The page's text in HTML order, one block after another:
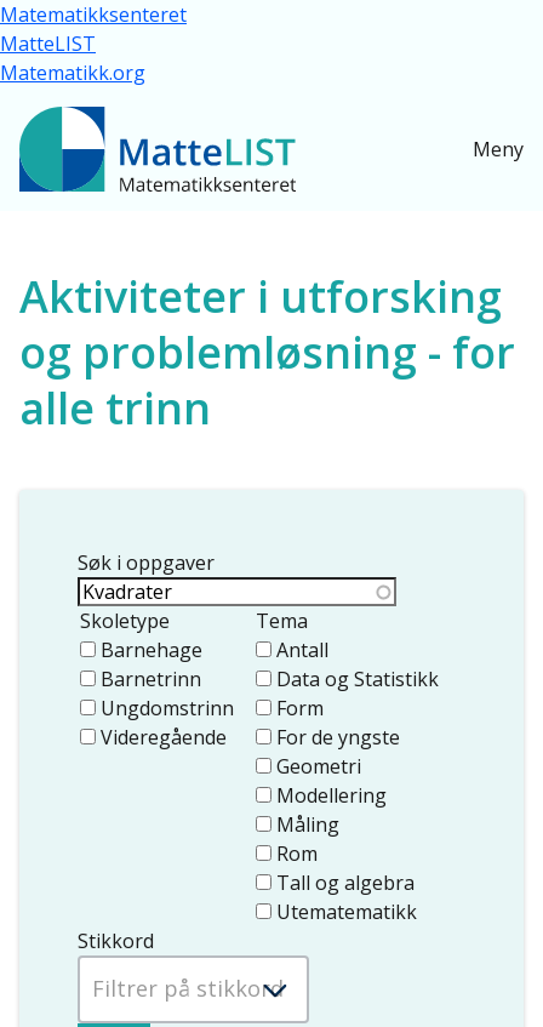
Hopp til hovedinnhold
Matematikksenteret
MatteLIST
Matematikk.org
Meny
Ressurser for alle
Aktiviteter i utforsking
og problemløsning - for
alle trinn
Søk i oppgaver
Skoletype
Barnehage
Barnetrinn
Ungdomstrinn
Videregående
Tema
Antall
Data og Statistikk
Form
For de yngste
Geometri
Modellering
Måling
Rom
Tall og algebra
Utematematikk
Stikkord